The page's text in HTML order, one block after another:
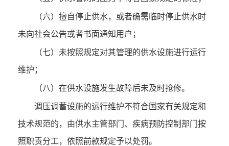
（六）擅自停止供水，或者确需临时停止供水时
未向社会公告或者书面通知用户；
（七）未按照规定对其管理的供水设施进行运行
维护；
（八）在供水设施发生故障后未及时抢修。
调压调蓄设施的运行维护不符合国家有关规定和
技术规范的，由供水主管部门、疾病预防控制部门按
照职责分工，依照前款规定予以处罚。